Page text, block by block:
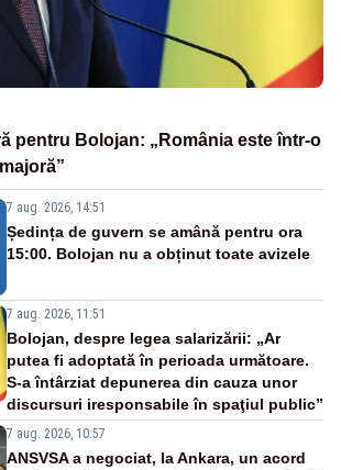
pentru Bolojan: „România este într-o
7 aug. 2026, 14:51
Ședința de guvern se amână pentru ora
15:00. Bolojan nu a obținut toate avizele
7 aug. 2026, 11:51
Bolojan, despre legea salarizării: „Ar
putea fi adoptată în perioada următoare.
S-a întârziat depunerea din cauza unor
discursuri iresponsabile în spaţiul public”
7 aug. 2026, 10:57
ANSVSA a negociat, la Ankara, un acord